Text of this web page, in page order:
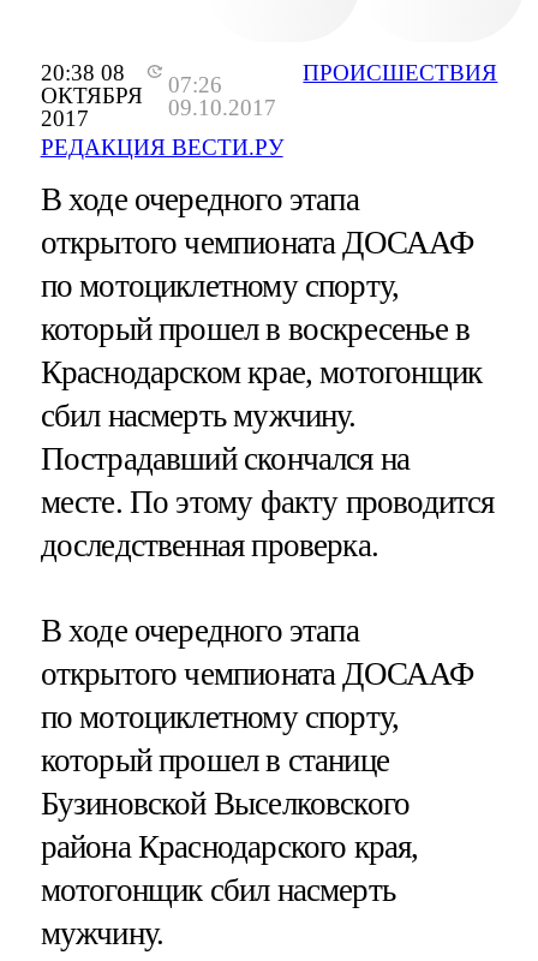
20:38 08
ОКТЯБРЯ
2017
07:26
09.10.2017
РЕДАКЦИЯ ВЕСТИ.РУ
ПРОИСШЕСТВИЯ
В ходе очередного этапа
открытого чемпионата ДОСААФ
по мотоциклетному спорту,
который прошел в воскресенье в
Краснодарском крае, мотогонщик
сбил насмерть мужчину.
Пострадавший скончался на
месте. По этому факту проводится
доследственная проверка.
В ходе очередного этапа
открытого чемпионата ДОСААФ
по мотоциклетному спорту,
который прошел в станице
Бузиновской Выселковского
района Краснодарского края,
мотогонщик сбил насмерть
мужчину.